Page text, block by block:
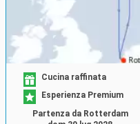
Cucina raffinata
Esperienza Premium
Partenza da Rotterdam